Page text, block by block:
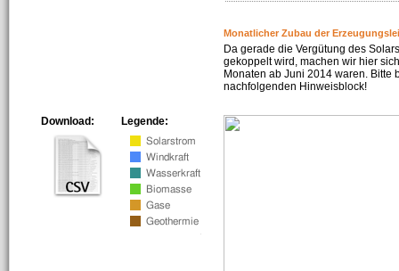
Monatlicher Zubau der
Da gerade die Vergütung des
gekoppelt wird, machen wir hier
Monaten ab Juni 2014 waren. Bitte
nachfolgenden Hinweisblock!
Legende:
Download: